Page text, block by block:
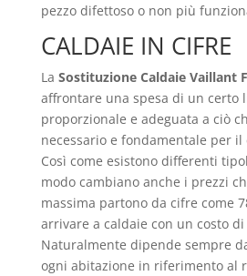
pezzo difettoso o non più
CALDAIE IN CIFRE
La Sostituzione Caldaie Vaillant
affrontare una spesa di un certo
proporzionale e adeguata a ciò
necessario e fondamentale per
Così come esistono differenti
modo cambiano anche i prezzi
massima partono da cifre come
arrivare a caldaie con un costo di
Naturalmente dipende sempre
ogni abitazione in riferimento al